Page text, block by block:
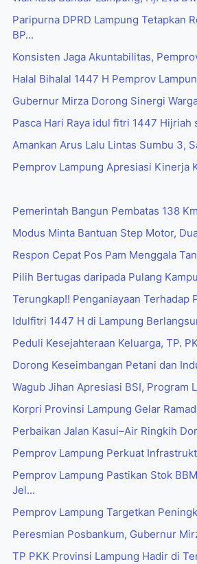
Paripurna DPRD Lampung Tetapkan
BP...
Konsisten Jaga Akuntabilitas,
Halal Bihalal 1447 H Pemprov
Gubernur Mirza Dorong Sinergi
Pasca Hari Raya idul fitri 1447 Hijriah
Amankan Arus Lalu Lintas Sumbu 3,
Pemprov Lampung Apresiasi Kinerja
Pemerintah Bangun Pembatas 138
Modus Minta Bantuan Step Motor,
Respon Cepat Pos Pam Menggala
Pilih Bertugas daripada Pulang
Terungkap!! Penganiayaan Terhadap
Idulfitri 1447 H di Lampung
Peduli Kesejahteraan Keluarga, TP.
Dorong Keseimbangan Petani dan
Wagub Jihan Apresiasi BSI, Program
Korpri Provinsi Lampung Gelar
Perbaikan Jalan Kasui–Air Ringkih
Pemprov Lampung Perkuat
Pemprov Lampung Pastikan Stok
Jel...
Pemprov Lampung Targetkan
Peresmian Posbankum, Gubernur
TP PKK Provinsi Lampung Hadir di